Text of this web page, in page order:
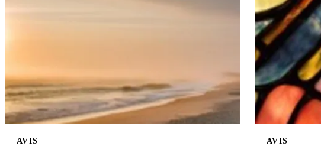
AVIS AVIS